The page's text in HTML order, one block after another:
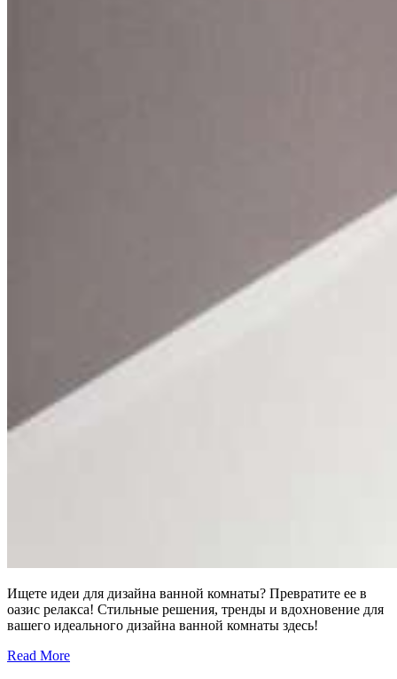
Ищете идеи для дизайна ванной комнаты? Превратите ее в
оазис релакса! Стильные решения, тренды и вдохновение для
вашего идеального дизайна ванной комнаты здесь!
Read More